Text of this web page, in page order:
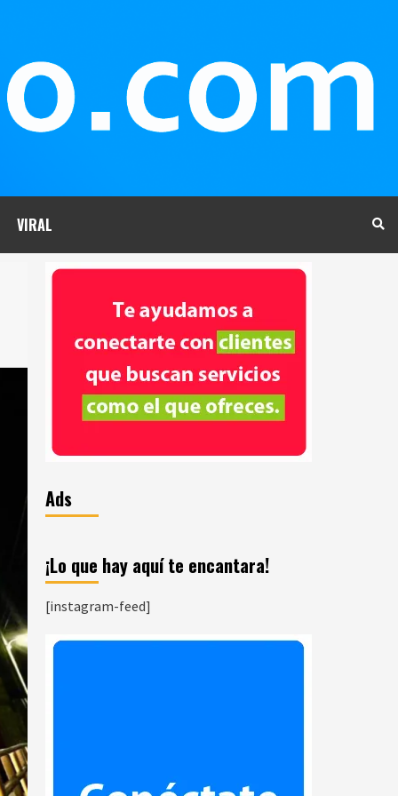
VIRAL
Ads
¡Lo que hay aquí te encantara!
[instagram-feed]